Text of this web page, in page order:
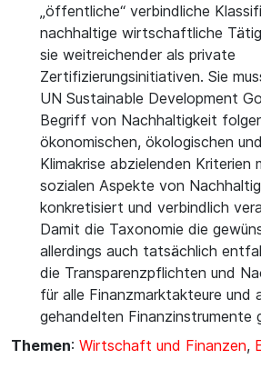
„öffentliche“ verbindliche
nachhaltige wirtschaftliche
sie weitreichender als private
Zertifizierungsinitiativen. Sie
UN Sustainable Development
Begriff von Nachhaltigkeit
ökonomischen, ökologischen
Klimakrise abzielenden Kriterien
sozialen Aspekte von
konkretisiert und verbindlich
Damit die Taxonomie die
allerdings auch tatsächlich
die Transparenzpflichten und
für alle Finanzmarktakteure und
gehandelten Finanzinstrumente
Themen: Wirtschaft und Finanzen,